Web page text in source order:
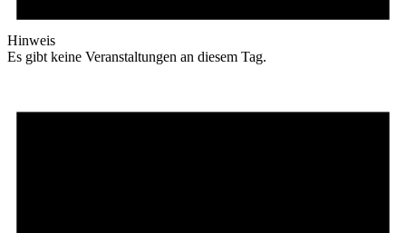
Hinweis
Es gibt keine Veranstaltungen an diesem Tag.